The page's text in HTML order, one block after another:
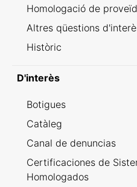
Homologació de
Altres qüestions
Històric
D'interès
Botigues
Catàleg
Canal de denuncias
Certificaciones de
Homologados